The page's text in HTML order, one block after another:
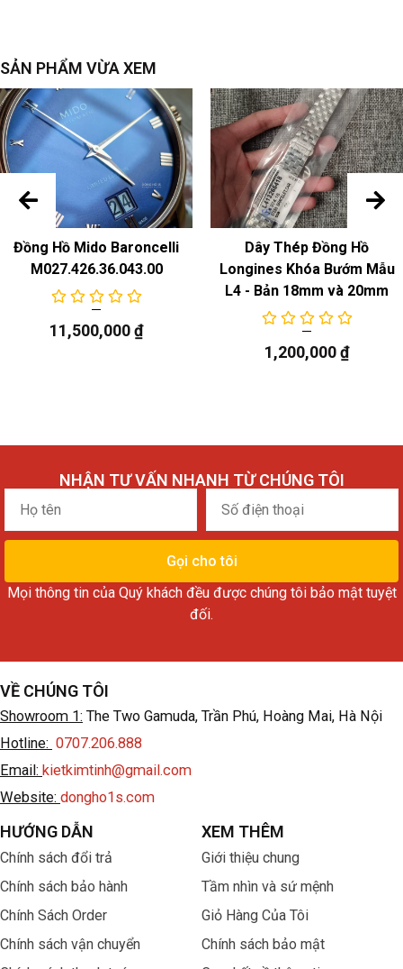
SẢN PHẨM VỪA XEM
Đồng Hồ Mido Baroncelli
M027.426.36.043.00
11,500,000₫
Dây Thép Đồng Hồ
Longines Khóa Bướm Mẫu
L4 - Bản 18mm và 20mm
1,200,000₫
NHẬN TƯ VẤN NHANH TỪ CHÚNG TÔI
Họ
tên
điện
thoại
Gọi cho tôi
Mọi thông tin của Quý khách đều được chúng tôi bảo mật tuyệt
đối.
VỀ CHÚNG TÔI
Showroom 1: The Two Gamuda, Trần Phú, Hoàng Mai, Hà Nội
Hotline: 0707.206.888
Email: kietkimtinh@gmail.com
Website: dongho1s.com
HƯỚNG DẪN
Chính sách đổi trả
Chính sách bảo hành
Chính Sách Order
Chính sách vận chuyển
XEM THÊM
Giới thiệu chung
Tầm nhìn và sứ mệnh
Giỏ Hàng Của Tôi
Chính sách bảo mật